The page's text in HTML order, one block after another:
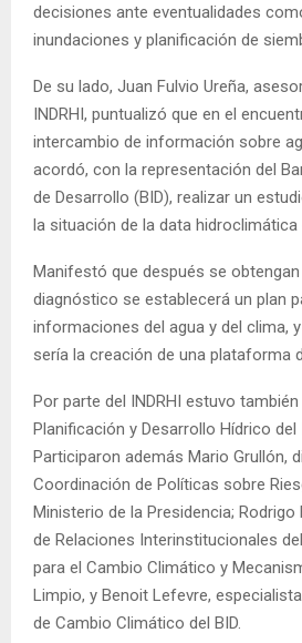
decisiones ante eventualidades
inundaciones y planificación de
De su lado, Juan Fulvio Ureña,
INDRHI, puntualizó que en el
intercambio de información sobre
acordó, con la representación del
de Desarrollo (BID), realizar un
la situación de la data hidroclimática
Manifestó que después se
diagnóstico se establecerá un plan
informaciones del agua y del clima,
sería la creación de una plataforma
Por parte del INDRHI estuvo
Planificación y Desarrollo Hídrico del
Participaron además Mario Grullón,
Coordinación de Políticas sobre
Ministerio de la Presidencia; Rodrigo
de Relaciones Interinstitucionales
para el Cambio Climático y
Limpio, y Benoit Lefevre,
de Cambio Climático del BID.